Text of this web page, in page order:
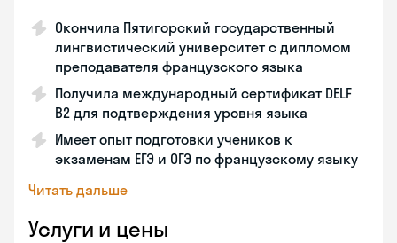
Окончила Пятигорский государственный
лингвистический университет с дипломом
преподавателя французского языка
Получила международный сертификат DELF
B2 для подтверждения уровня языка
Имеет опыт подготовки учеников к
экзаменам ЕГЭ и ОГЭ по французскому языку
Читать дальше
Услуги и цены